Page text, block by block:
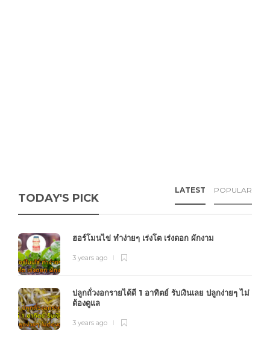
TODAY'S PICK
LATEST POPULAR
ฮอร์โมนไข่ ทำง่ายๆ เร่งโต เร่งดอก ผักงาม
3 years ago
ปลูกถั่วงอกรายได้ดี 1 อาทิตย์ รับเงินเลย ปลูกง่ายๆ ไม่
ต้องดูแล
3 years ago